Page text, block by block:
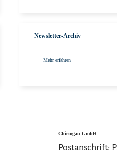
Newsletter-Archiv
Mehr erfahren
Chiemgau GmbH
Postanschrift: